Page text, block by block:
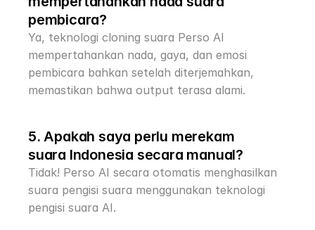
pembicara?
Ya, teknologi cloning suara Perso AI
mempertahankan nada, gaya, dan emosi
pembicara bahkan setelah diterjemahkan,
memastikan bahwa output terasa alami.
5. Apakah saya perlu merekam
suara Indonesia secara manual?
Tidak! Perso AI secara otomatis menghasilkan
suara pengisi suara menggunakan teknologi
pengisi suara AI.